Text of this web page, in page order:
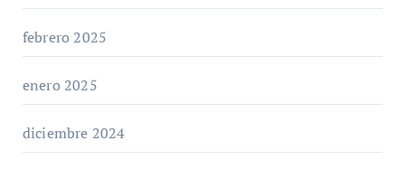
febrero 2025
enero 2025
diciembre 2024